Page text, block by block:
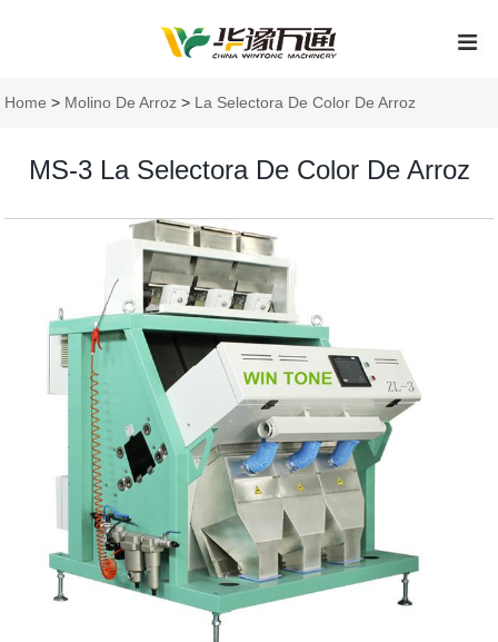
Home > Molino De Arroz > La Selectora De Color De Arroz
MS-3 La Selectora De Color De Arroz